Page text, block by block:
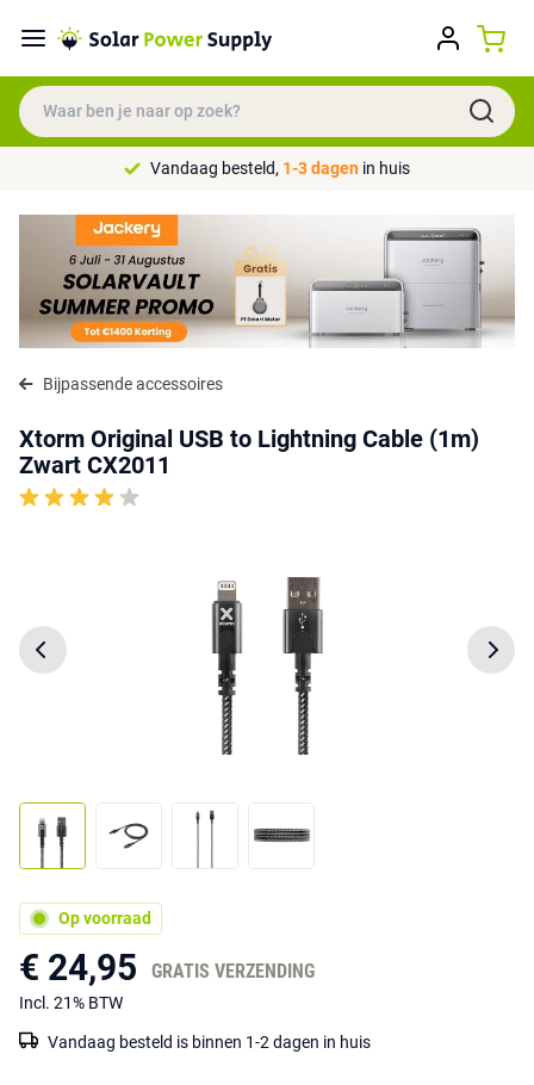
Vandaag besteld, 1-3 dagen in huis
Bijpassende accessoires
Xtorm Original USB to Lightning Cable (1m)
Zwart CX2011
Op voorraad
€ 24,95 GRATIS VERZENDING
Incl. 21% BTW
Vandaag besteld is binnen 1-2 dagen in huis